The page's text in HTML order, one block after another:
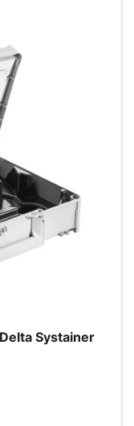
Systainer